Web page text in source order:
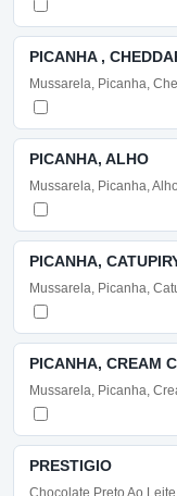
PICANHA ,
Mussarela, Picanha,
PICANHA, ALHO
Mussarela, Picanha,
PICANHA,
Mussarela, Picanha,
PICANHA, CREAM
Mussarela, Picanha,
PRESTIGIO
Chocolate Preto Ao